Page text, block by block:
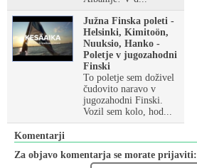
Južna Finska poleti -
Helsinki, Kimitoön,
Nuuksio, Hanko -
Poletje v jugozahodni
Finski
To poletje sem doživel
čudovito naravo v
jugozahodni Finski.
Vozil sem kolo, hod...
Komentarji
Za objavo komentarja se morate prijaviti: